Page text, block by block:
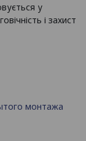
у
і захист
монтажа